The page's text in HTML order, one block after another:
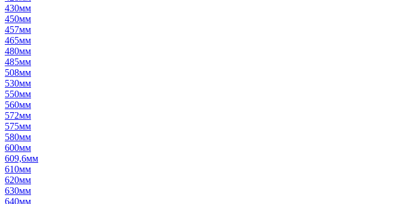
430мм
450мм
457мм
465мм
480мм
485мм
508мм
530мм
550мм
560мм
572мм
575мм
580мм
600мм
609,6мм
610мм
620мм
630мм
640мм